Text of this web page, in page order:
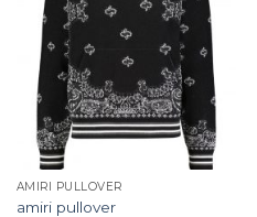
AMIRI PULLOVER
amiri pullover